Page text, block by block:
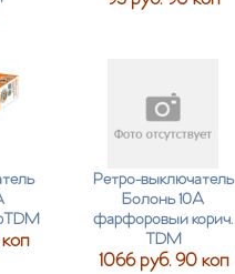
Ретро-выключатель
Болонь 10А
фарфоровый корич.
TDM
1066 руб. 90 коп